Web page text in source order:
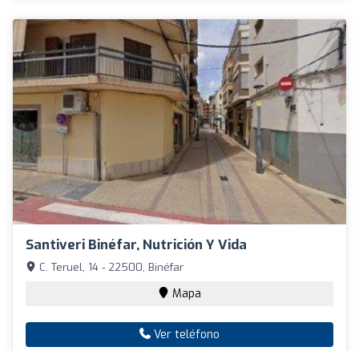
Santiveri Binéfar, Nutrición Y Vida
C. Teruel, 14 - 22500, Binéfar
Mapa
Ver teléfono